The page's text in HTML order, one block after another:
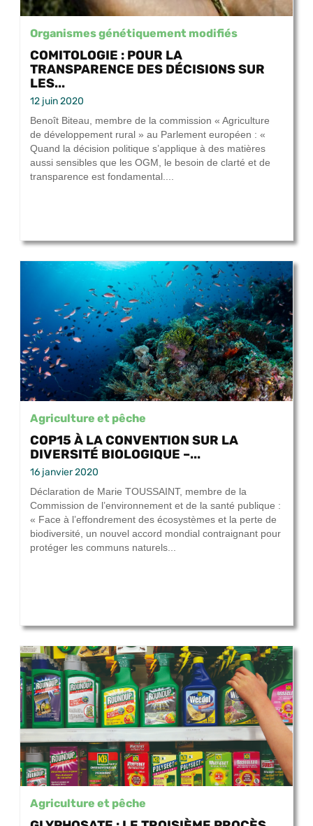
Organismes génétiquement modifiés
COMITOLOGIE : POUR LA
TRANSPARENCE DES DÉCISIONS SUR
LES...
12 juin 2020
Benoît Biteau, membre de la commission « Agriculture
de développement rural » au Parlement européen : «
Quand la décision politique s’applique à des matières
aussi sensibles que les OGM, le besoin de clarté et de
transparence est fondamental....
Agriculture et pêche
COP15 À LA CONVENTION SUR LA
DIVERSITÉ BIOLOGIQUE –...
16 janvier 2020
Déclaration de Marie TOUSSAINT, membre de la
Commission de l’environnement et de la santé publique :
« Face à l’effondrement des écosystèmes et la perte de
biodiversité, un nouvel accord mondial contraignant pour
protéger les communs naturels...
Agriculture et pêche